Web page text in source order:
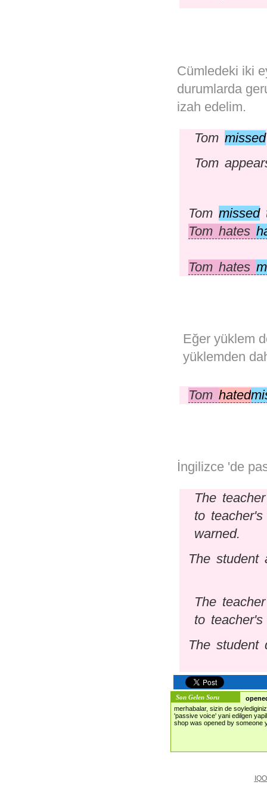
Cümledeki iki
durumlarda
izah edelim.
Tom missed
Tom
Tom missed
Tom hates
Tom hates
Eğer yüklem
yüklemden
Tom hated
İngilizce 'de
The
to
warned.
The
The
to
The
Son Gelen Soru
merhabalar, sizin de
'passive voice' yani edilgen
shop was opened by someone